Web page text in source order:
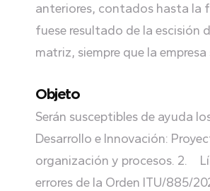
anteriores, contados hasta la
fuese resultado de la escisión
matriz, siempre que la
Objeto
Serán susceptibles de ayuda
Desarrollo e Innovación:
organización y procesos. 2.
errores de la Orden ITU/885/